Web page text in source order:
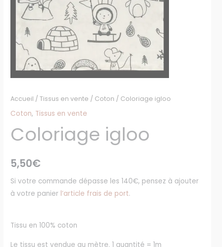
Accueil /Tissus en vente / Coton / Coloriage igloo
Coton, Tissus en vente
Coloriage igloo
5,50€
Si votre commande dépasse les 140€, pensez à ajouter
à votre panier l’article frais de port.
Tissu en 100% coton
Le tissu est vendue au mètre. 1 quantité = 1m